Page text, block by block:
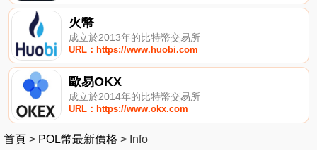
火幣
成立於2013年的比特幣交易所
URL：https://www.huobi.com
歐易OKX
成立於2014年的比特幣交易所
URL：https://www.okx.com
首頁 > POL幣最新價格 > Info